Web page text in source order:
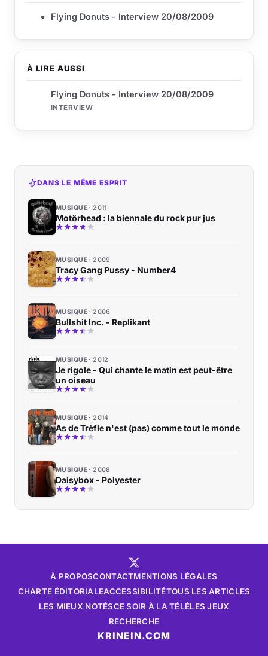
À LIRE AUSSI
Flying Donuts - Interview 20/08/2009
INTERVIEW
Flying Donuts - Interview 20/08/2009
DANS LE MÊME ESPRIT
MUSIQUE 2011
Motörhead : la biennale du rock pur jus
MUSIQUE 2009
Tracy Gang Pussy - Number4
MUSIQUE 2006
Bullshit Inc. - Replikant
MUSIQUE 2012
Je rigole - Qui chante le matin est peut-être
un oiseau
MUSIQUE 2014
As de Trèfle n'est (pas) comme tout le monde
MUSIQUE 2008
Daisybox - Polyester
À PROPOSCONTACTMENTIONS LÉGALES
CHARTE ÉDITORIALEACCESSIBILITÉTOUS LES ARTICLES
LES MIEUX NOTÉSCE SOIR À LA TÉLÉLES JEUX
RECHERCHE
KRINEIN.COM